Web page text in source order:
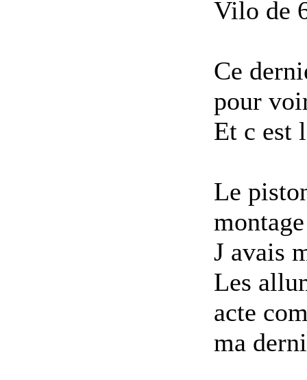
Vilo de
Ce
pour
Et c est
Le
J avais
Les
acte
ma